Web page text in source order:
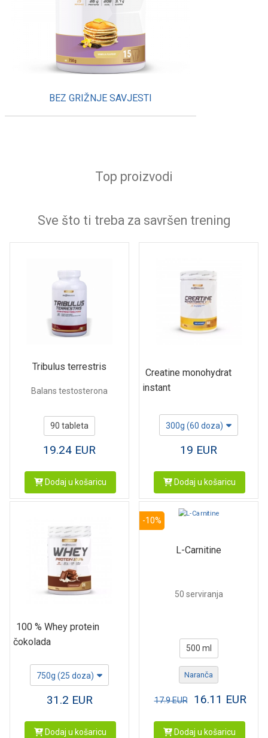
BEZ GRIŽNJE SAVJESTI
Top proizvodi
Sve što ti treba za savršen trening
Tribulus terrestris
Balans testosterona
90 tableta
19.24 EUR
Dodaj u košaricu
Creatine monohydrat
instant
300g (60 doza)
19 EUR
Dodaj u košaricu
100 % Whey protein
čokolada
750g (25 doza)
31.2 EUR
Dodaj u košaricu
-10%
L-Carnitine
50 serviranja
500 ml
Naranča
17.9EUR 16.11 EUR
Dodaj u košaricu